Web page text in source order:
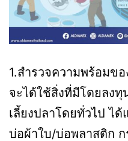
1.สำรวจความพร้อมขอ
จะได้ใช้สิ่งที่มีโดยลง
เลี้ยงปลาโดยทั่วไป ไ
บ่อผ้าใบ/บ่อพลาสติก ก